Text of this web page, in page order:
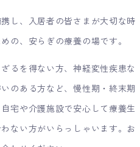
し、入居者の皆さまが大切な時
の、安らぎの療養の場です。
るを得ない方、神経変性疾患な
のある方など、慢性期・終末期
宅や介護施設で安心して療養生
ない方がいらっしゃいます。お